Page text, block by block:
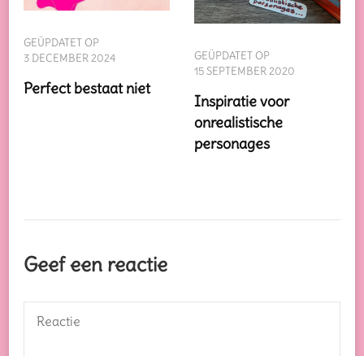
GEÜPDATET OP
3 DECEMBER 2024
Perfect bestaat niet
GEÜPDATET OP
15 SEPTEMBER 2020
Inspiratie voor
onrealistische
personages
Geef een reactie